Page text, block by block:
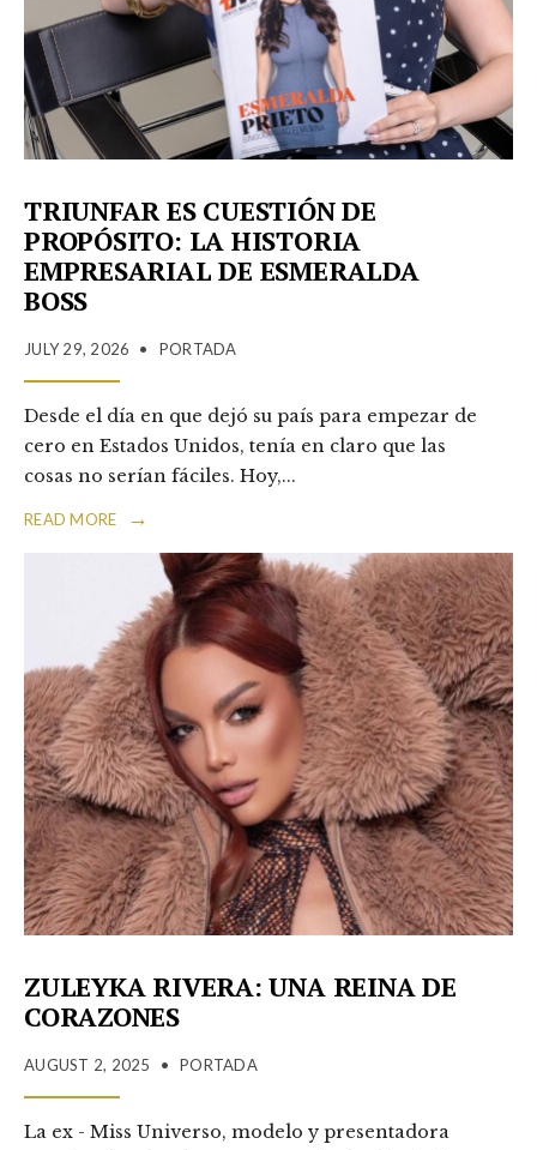
TRIUNFAR ES CUESTIÓN DE
PROPÓSITO: LA HISTORIA
EMPRESARIAL DE ESMERALDA
BOSS
JULY 29, 2026 • PORTADA
Desde el día en que dejó su país para empezar de
cero en Estados Unidos, tenía en claro que las
cosas no serían fáciles. Hoy,...
READ MORE →
ZULEYKA RIVERA: UNA REINA DE
CORAZONES
AUGUST 2, 2025 • PORTADA
La ex - Miss Universo, modelo y presentadora